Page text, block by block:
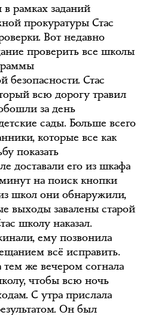
рамках заданий
прокуратуры Стас
Вот недавно
проверить все школы
безопасности. Стас
всю дорогу травил
за день
сады. Больше всего
которые все как
показать
доставали его из шкафа
на поиск кнопки
школ они обнаружили,
выходы завалены старой
школу наказал.
ему позвонила
всё исправить.
же вечером согнала
чтобы всю ночь
С утра прислала
Он был